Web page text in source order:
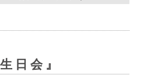
日会』